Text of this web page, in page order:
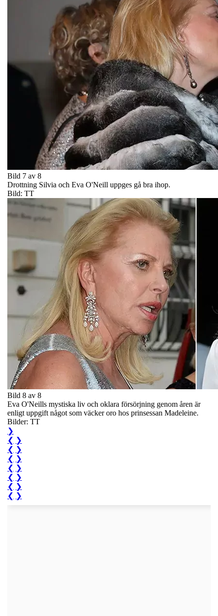
Bild 7 av 8
Drottning Silvia och Eva O'Neill uppges gå bra ihop.
Bild: TT
Bild 8 av 8
Eva O'Neills mystiska liv och oklara försörjning genom åren är
enligt uppgift något som väcker oro hos prinsessan Madeleine.
Bilder: TT
❯
❮ ❯
❮ ❯
❮ ❯
❮ ❯
❮ ❯
❮ ❯
❮ ❯